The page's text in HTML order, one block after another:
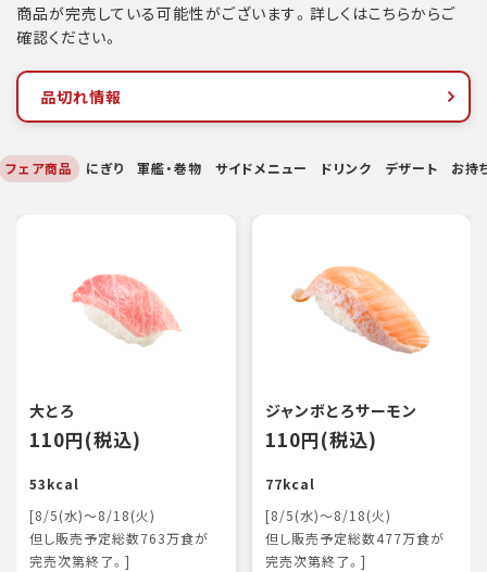
商品が完売している可能性がございます。詳しくはこちらからご
確認ください。
品切れ情報
フェア商品 にぎり 軍艦・巻物 サイドメニュー ドリンク デザート お持
大とろ
110円(税込)
53kcal
[8/5(水)～8/18(火)
但し販売予定総数763万食が
完売次第終了。]
ジャンボとろサーモン
110円(税込)
77kcal
[8/5(水)～8/18(火)
但し販売予定総数477万食が
完売次第終了。]